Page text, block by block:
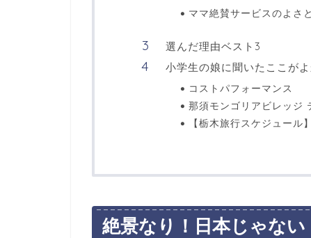
ママ絶賛サービスのよさ
選んだ理由ベスト3
小学生の娘に聞いたここが
コストパフォーマンス
那須モンゴリアビレッジ
【栃木旅行スケジュール
絶景なり！日本じゃな